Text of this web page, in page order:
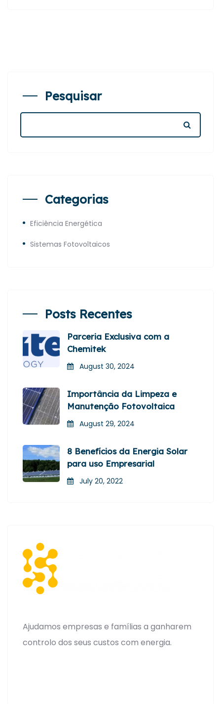
Pesquisar
Categorias
Eficiência Energética
Sistemas Fotovoltaicos
Posts Recentes
Parceria Exclusiva com a
Chemitek
August 30, 2024
Importância da Limpeza e
Manutenção Fotovoltaica
August 29, 2024
8 Benefícios da Energia Solar
para uso Empresarial
July 20, 2022
Ajudamos empresas e famílias a ganharem
controlo dos seus custos com energia.